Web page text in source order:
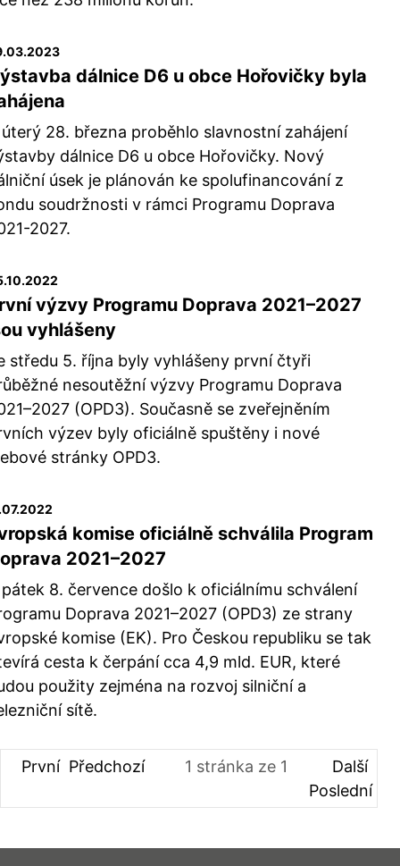
dálnice D6 u obce Hořovičky byla
28. března proběhlo slavnostní zahájení
dálnice D6 u obce Hořovičky. Nový
úsek je plánován ke spolufinancování z
soudržnosti v rámci Programu Doprava
2027.
výzvy Programu Doprava 2021–2027
vyhlášeny
středu 5. října byly vyhlášeny první čtyři
nesoutěžní výzvy Programu Doprava
(OPD3). Současně se zveřejněním
výzev byly oficiálně spuštěny i nové
stránky OPD3.
komise oficiálně schválila Program
2021–2027
8. července došlo k oficiálnímu schválení
Doprava 2021–2027 (OPD3) ze strany
komise (EK). Pro Českou republiku se tak
cesta k čerpání cca 4,9 mld. EUR, které
použity zejména na rozvoj silniční a
sítě.
První Předchozí 1 stránka ze 1
Další
Poslední